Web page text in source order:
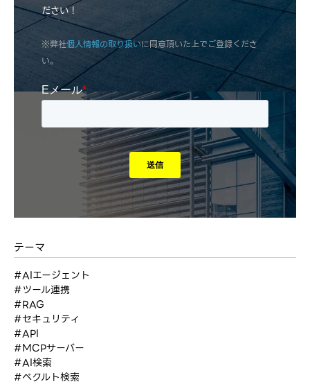
ださい！
※弊社個人情報の取り扱いに同意頂いた上でご登録くださ
い。
テーマ
#AIエージェント
#ツール連携
#RAG
#セキュリティ
#API
#MCPサーバー
#AI検索
#ベクルト検索